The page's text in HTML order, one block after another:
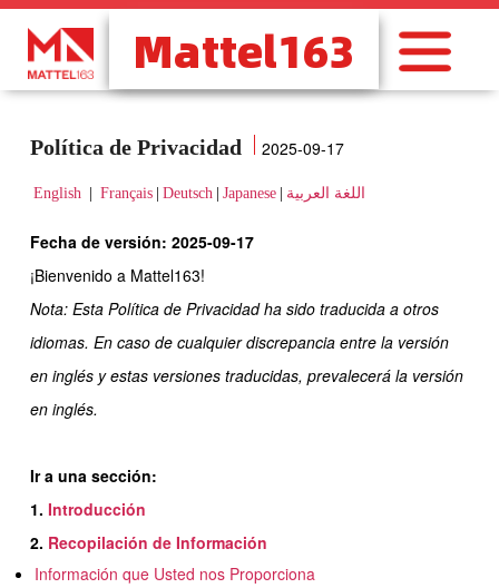
至
Mattel163
Política de Privacidad 2025-09-17
English Français Deutsch Japanese اللغة العربية
Fecha de versión: 2025-09-17
¡Bienvenido a Mattel163!
Nota: Esta Política de Privacidad ha sido traducida a otros
idiomas. En caso de cualquier discrepancia entre la versión
en inglés y estas versiones traducidas, prevalecerá la versión
en inglés.
Ir a una sección:
1. Introducción
2. Recopilación de Información
Información que Usted nos Proporciona